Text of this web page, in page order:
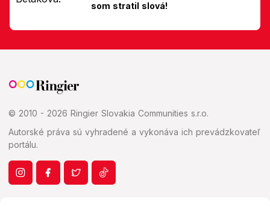
som stratil slová!
© 2010 - 2026 Ringier Slovakia Communities s.r.o.
Autorské práva sú vyhradené a vykonáva ich prevádzkovateľ
portálu.